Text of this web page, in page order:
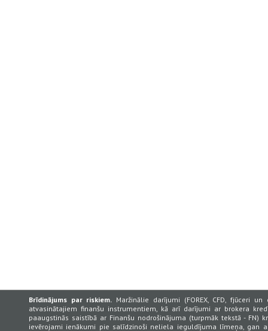
Brīdinājums par riskiem. Maržinālie darījumi (FOREX, CFD, fjūceri
atvasinātajiem finanšu instrumentiem, kā arī darījumi ar brokera
paaugstinās saistībā ar Finanšu nodrošinājuma (turpmāk tekstā -
ievērojami ienākumi pie salīdzinoši neliela ieguldījuma līmeņa, gan